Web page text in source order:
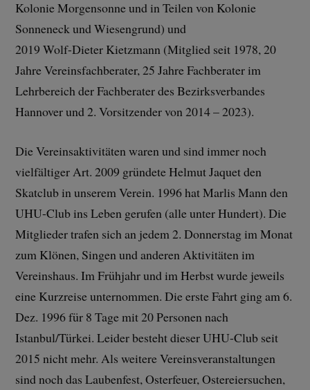
Kolonie Morgensonne und in Teilen von Kolonie
Sonneneck und Wiesengrund) und
2019 Wolf-Dieter Kietzmann (Mitglied seit 1978, 20
Jahre Vereinsfachberater, 25 Jahre Fachberater im
Lehrbereich der Fachberater des Bezirksverbandes
Hannover und 2. Vorsitzender von 2014 – 2023).
Die Vereinsaktivitäten waren und sind immer noch
vielfältiger Art. 2009 gründete Helmut Jaquet den
Skatclub in unserem Verein. 1996 hat Marlis Mann den
UHU-Club ins Leben gerufen (alle unter Hundert). Die
Mitglieder trafen sich an jedem 2. Donnerstag im Monat
zum Klönen, Singen und anderen Aktivitäten im
Vereinshaus. Im Frühjahr und im Herbst wurde jeweils
eine Kurzreise unternommen. Die erste Fahrt ging am 6.
Dez. 1996 für 8 Tage mit 20 Personen nach
Istanbul/Türkei. Leider besteht dieser UHU-Club seit
2015 nicht mehr. Als weitere Vereinsveranstaltungen
sind noch das Laubenfest, Osterfeuer, Ostereiersuchen,